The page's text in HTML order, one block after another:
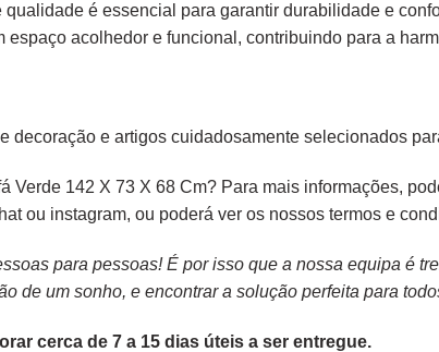
qualidade é essencial para garantir durabilidade e
espaço acolhedor e funcional, contribuindo para a
decoração e artigos cuidadosamente selecionados
Verde 142 X 73 X 68 Cm? Para mais informações,
ou instagram, ou poderá ver os nossos termos e
para pessoas! É por isso que a nossa equipa é
de um sonho, e encontrar a solução perfeita para
cerca de 7 a 15 dias úteis a ser entregue.